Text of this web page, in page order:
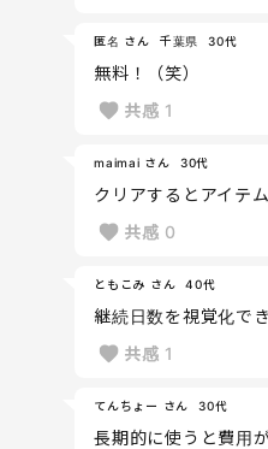
匿名 さん 千葉県 30代
無料！（笑）
共感 1
maimai さん 30代
クリアするとアイテ
共感 0
ともこみ さん 40代
継続日数を視覚化で
共感 1
てんちょー さん 30代
長期的に使うと費用